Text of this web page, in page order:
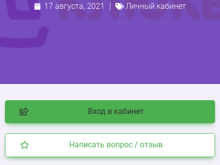
17 августа, 2021 Личный кабинет
Вход в кабинет
Написать вопрос / отзыв